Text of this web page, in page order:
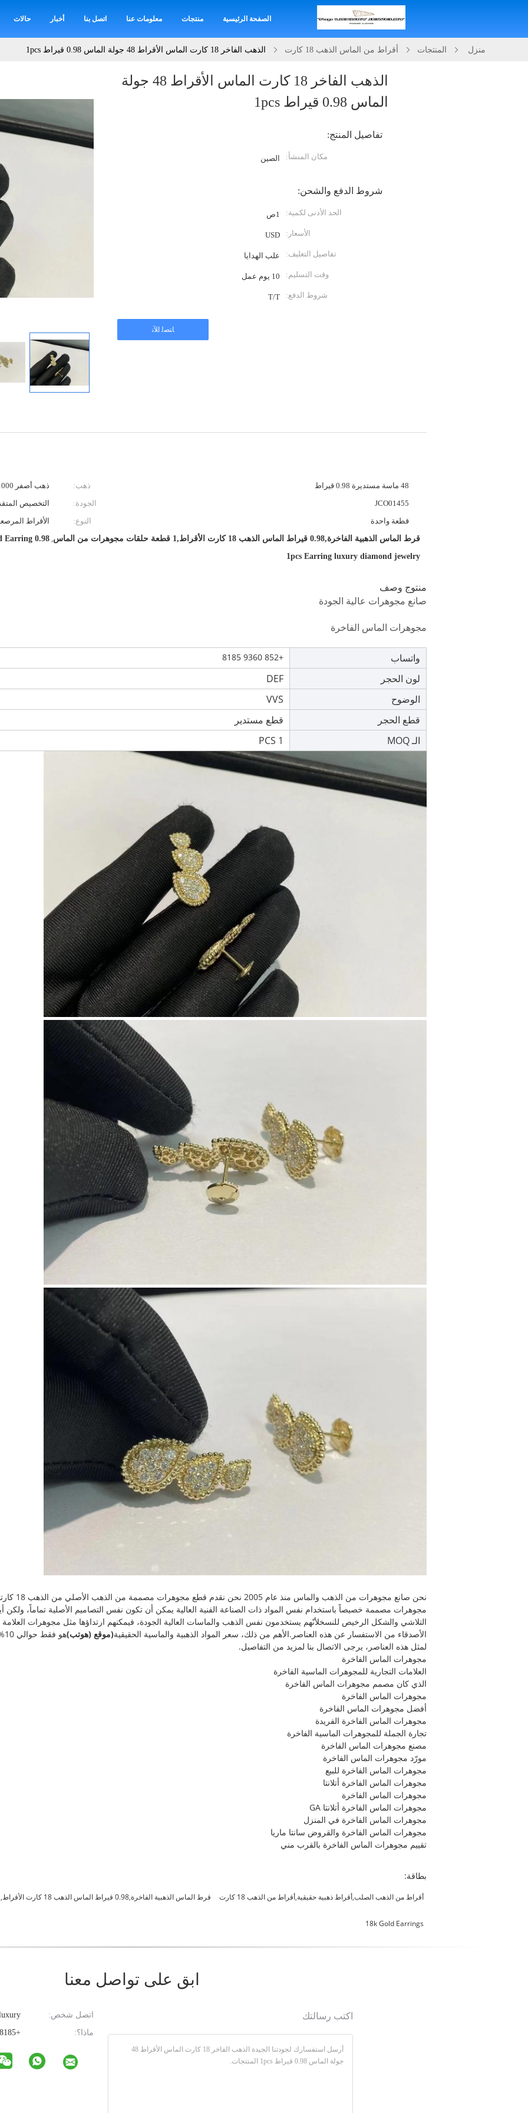
الصفحة الرئيسية منتجات معلومات عنا اتصل بنا أخبار حالات
منزل المنتجات أقراط من الماس الذهب 18 كارت الذهب الفاخر 18 كارت الماس الأقراط 48 جولة الماس 0.98 قيراط 1pcs
الذهب الفاخر 18 كارت الماس الأقراط 48 جولة
الماس 0.98 قيراط 1pcs
تفاصيل المنتج:
مكان المنشأ: الصين
شروط الدفع والشحن:
الحد الأدنى لكمية: 1ص
الأسعار: USD
تفاصيل التغليف: علب الهدايا
وقت التسليم: 10 يوم عمل
شروط الدفع: T/T
ﺎﺘﺼﻟ ﺍﻶﻧ
48 ماسة مستديرة 0.98 قيراط ذهب:
ذهب أصفر 750/1000 5,32 جرام
JCO01455 الجودة:
التخصيص
قطعة واحدة النوع:
الأقراط
قرط الماس الذهبية الفاخرة,0.98 قيراط الماس الذهب 18 كارت الأقراط,1 قطعة حلقات مجوهرات من الماس ,
0.98 Carats 18k gold diamond Earring
1pcs Earring luxury diamond jewelry
منتوج وصف
صانع مجوهرات عالية الجودة
مجوهرات الماس الفاخرة
واتساب +852 9360 8185
لون الحجر
DEF
الوضوح
VVS
قطع الحجر
قطع مستدير
الـ MOQ
1 PCS
نحن صانع
مجوهرات مصممة خصيصاً باستخدام نفس المواد ذات الصناعة الفنية العالية يمكن أن تكون نفس التصاميم الأصلية تماماً،
التلاشي والشكل الرخيص للنسخلأنّهم يستخدمون نفس الذهب والماسات العالية الجودة، فيمكنهم ارتداؤها مثل مجوهرات
الأصدقاء من الاستفسار عن هذه العناصر.الأهم من ذلك، سعر المواد الذهبية والماسية الحقيقية(موقع (هوتب)
لمثل هذه العناصر، يرجى الاتصال بنا لمزيد من التفاصيل.
مجوهرات الماس الفاخرة
العلامات التجارية للمجوهرات الماسية الفاخرة
الذي كان مصمم مجوهرات الماس الفاخرة
مجوهرات الماس الفاخرة
أفضل مجوهرات الماس الفاخرة
مجوهرات الماس الفاخرة الفريدة
تجارة الجملة للمجوهرات الماسية الفاخرة
مصنع مجوهرات الماس الفاخرة
مورّد مجوهرات الماس الفاخرة
مجوهرات الماس الفاخرة للبيع
مجوهرات الماس الفاخرة أتلانتا
مجوهرات الماس الفاخرة
مجوهرات الماس الفاخرة أتلانتا GA
مجوهرات الماس الفاخرة في المنزل
مجوهرات الماس الفاخرة والقروض سانتا ماريا
تقييم مجوهرات الماس الفاخرة بالقرب مني
بطاقة:
أقراط من الذهب الصلب,أقراط ذهبية حقيقية,أقراط من الذهب 18 كارت قرط الماس الذهبية الفاخرة,0.98 قيراط الماس الذهب 18 كارت الأقراط,1 قطعة حلقات مجوهرات من الماس
18k Gold Earrings
ابق على تواصل معنا
اتصل شخص:
ماذا؟:
+85293608185
اكتب رسالتك